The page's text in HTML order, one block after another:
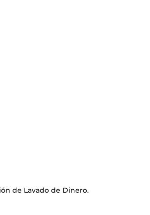
de Lavado de Dinero.